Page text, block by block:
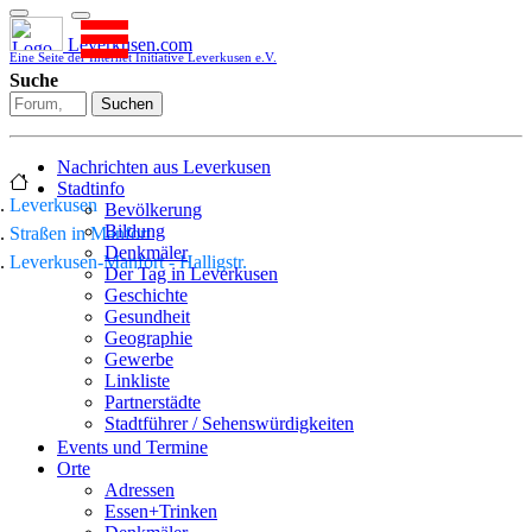
Leverkusen.com
Eine Seite der Internet Initiative Leverkusen e.V.
Suche
Suchen
Nachrichten aus Leverkusen
Stadtinfo
Bevölkerung
Bildung
Denkmäler
Der Tag in Leverkusen
Geschichte
Gesundheit
Geographie
Gewerbe
Linkliste
Partnerstädte
Stadtführer / Sehenswürdigkeiten
Stadtplan
Sport
Who is who
Events und Termine
Orte
Adressen
Essen+Trinken
Leverkusen
Straßen in Manfort
Leverkusen-Manfort - Halligstr.